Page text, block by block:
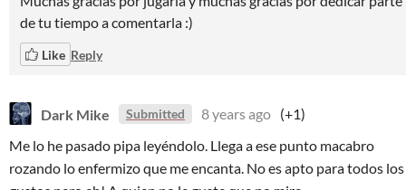
de tu tiempo a comentarla :)
Like Reply
Dark Mike Submitted 8 years ago (+1)
Me lo he pasado pipa leyéndolo. Llega a ese punto macabro
rozando lo enfermizo que me encanta. No es apto para todos los